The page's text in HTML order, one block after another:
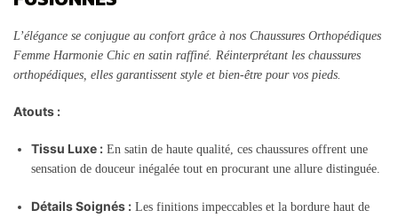
L’élégance se conjugue au confort grâce à nos Chaussures Orthopédiques
Femme Harmonie Chic en satin raffiné. Réinterprétant les chaussures
orthopédiques, elles garantissent style et bien-être pour vos pieds.
Atouts :
Tissu Luxe : En satin de haute qualité, ces chaussures offrent une
sensation de douceur inégalée tout en procurant une allure distinguée.
Détails Soignés : Les finitions impeccables et la bordure haut de